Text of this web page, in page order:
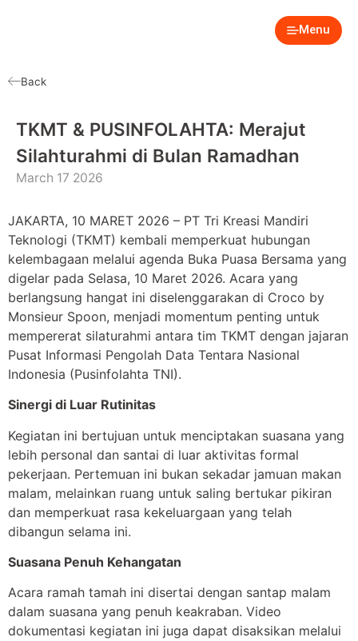
Menu
Back
TKMT & PUSINFOLAHTA: Merajut
Silahturahmi di Bulan Ramadhan
March 17 2026
JAKARTA, 10 MARET 2026 – PT Tri Kreasi Mandiri
Teknologi (TKMT) kembali memperkuat hubungan
kelembagaan melalui agenda Buka Puasa Bersama yang
digelar pada Selasa, 10 Maret 2026. Acara yang
berlangsung hangat ini diselenggarakan di Croco by
Monsieur Spoon, menjadi momentum penting untuk
mempererat silaturahmi antara tim TKMT dengan jajaran
Pusat Informasi Pengolah Data Tentara Nasional
Indonesia (Pusinfolahta TNI).
Sinergi di Luar Rutinitas
Kegiatan ini bertujuan untuk menciptakan suasana yang
lebih personal dan santai di luar aktivitas formal
pekerjaan. Pertemuan ini bukan sekadar jamuan makan
malam, melainkan ruang untuk saling bertukar pikiran
dan memperkuat rasa kekeluargaan yang telah
dibangun selama ini.
Suasana Penuh Kehangatan
Acara ramah tamah ini disertai dengan santap malam
dalam suasana yang penuh keakraban. Video
dokumentasi kegiatan ini juga dapat disaksikan melalui